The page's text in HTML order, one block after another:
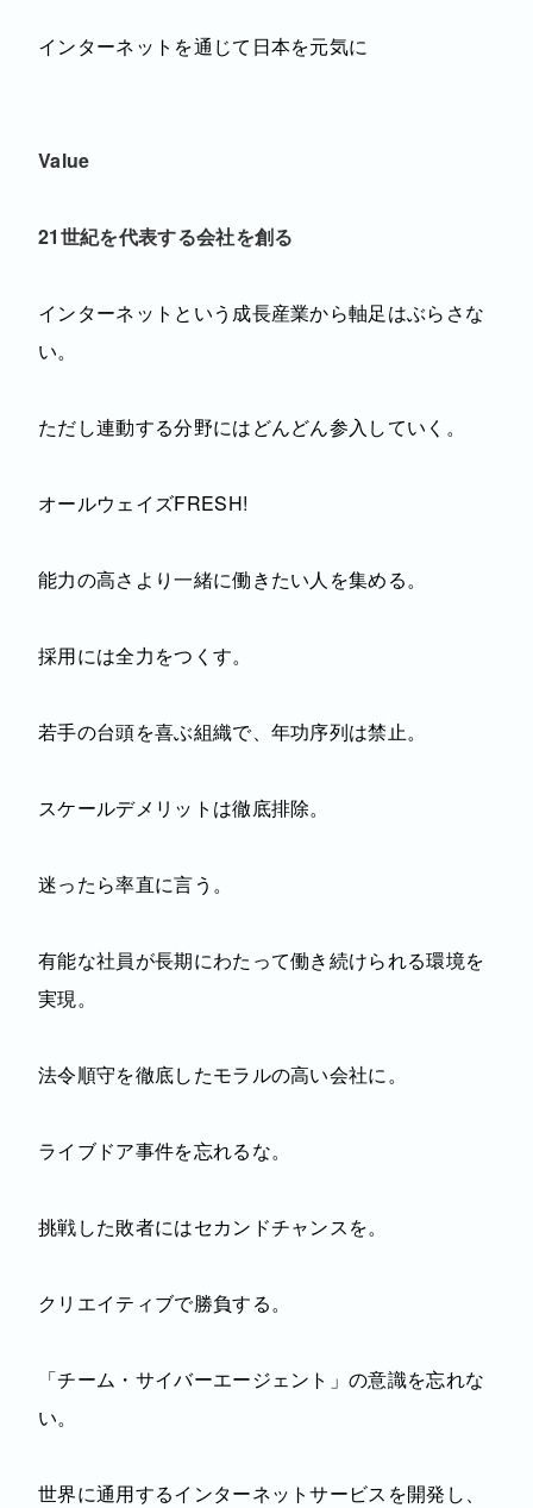
インターネットを通じて日本を元気に
Value
21世紀を代表する会社を創る
インターネットという成長産業から軸足はぶらさな
い。
ただし連動する分野にはどんどん参入していく。
オールウェイズFRESH!
能力の高さより一緒に働きたい人を集める。
採用には全力をつくす。
若手の台頭を喜ぶ組織で、年功序列は禁止。
スケールデメリットは徹底排除。
迷ったら率直に言う。
有能な社員が長期にわたって働き続けられる環境を
実現。
法令順守を徹底したモラルの高い会社に。
ライブドア事件を忘れるな。
挑戦した敗者にはセカンドチャンスを。
クリエイティブで勝負する。
「チーム・サイバーエージェント」の意識を忘れな
い。
世界に通用するインターネットサービスを開発し、